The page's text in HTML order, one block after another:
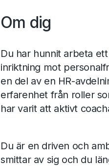
Om dig
Du har hunnit arbeta
inriktning mot
en del av en HR-
erfarenhet från roller
har varit att aktivt
Du är en driven och
smittar av sig och du